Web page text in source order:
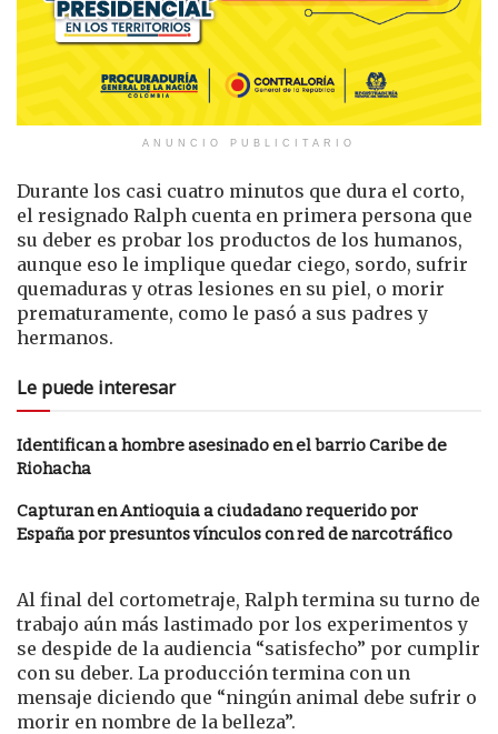
ANUNCIO PUBLICITARIO
Durante los casi cuatro minutos que dura el corto,
el resignado Ralph cuenta en primera persona que
su deber es probar los productos de los humanos,
aunque eso le implique quedar ciego, sordo, sufrir
quemaduras y otras lesiones en su piel, o morir
prematuramente, como le pasó a sus padres y
hermanos.
Le puede interesar
Identifican a hombre asesinado en el barrio Caribe de
Riohacha
Capturan en Antioquia a ciudadano requerido por
España por presuntos vínculos con red de narcotráfico
Al final del cortometraje, Ralph termina su turno de
trabajo aún más lastimado por los experimentos y
se despide de la audiencia “satisfecho” por cumplir
con su deber. La producción termina con un
mensaje diciendo que “ningún animal debe sufrir o
morir en nombre de la belleza”.